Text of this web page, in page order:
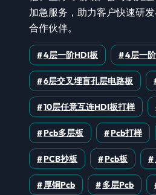
加急服务，助力客户快速研
合作伙伴。
4层一阶HDI板 4层一
6层交叉埋盲孔层电路板
10层任意互连HDI板打样
Pcb多层板 Pcb打样
PCB抄板 Pcb板
厚铜pcb 多层pcb